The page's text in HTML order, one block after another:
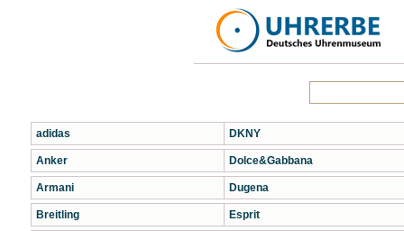
adidas
Anker
Armani
Breitling
DKNY
Dolce&Gabbana
Dugena
Esprit